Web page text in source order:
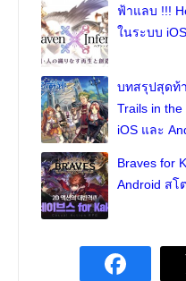
ฟ้าแลบ !!!
ในระบบ
บทสรุปสุดท้
Trails in
iOS และ
Braves for
Android สโ